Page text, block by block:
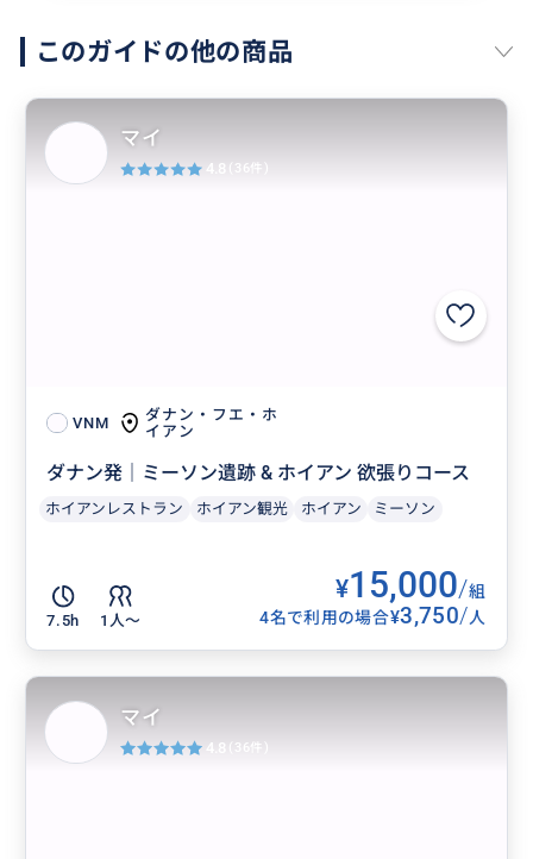
このガイドの他の商品
VNM
ダナン・フエ・ホ
イアン
ダナン発｜ミーソン遺跡 & ホイアン 欲張りコース
ホイアンレストラン ホイアン観光 ホイアン ミーソン
7.5h 1人〜
¥15,000/組
4名で利用の場合¥3,750/人
マイ
4.8 (36件)
マイ
4.8 (36件)